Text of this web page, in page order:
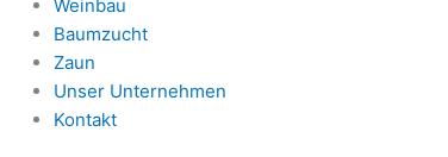
Weinbau
Baumzucht
Zaun
Unser Unternehmen
Kontakt